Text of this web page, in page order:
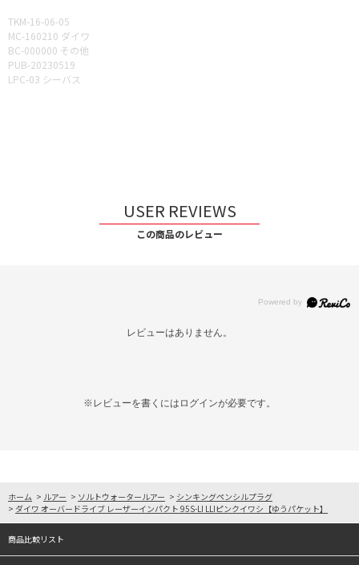
TKM-16-06-05
MC-160210 ダイワ
BC-000000 その他
PUB-20230519
LPC-03 シーバス
USER REVIEWS
この商品のレビュー
レビューはありません。
※レビューを書くには ログインが必要です。
ホーム > ルアー > ソルトウォータールアー > シンキングペンシルプラグ
> ダイワ オーバードライブ レーザーインパクト 95S-LI LLIピンクイワシ【ゆうパケット】
商品比較リスト